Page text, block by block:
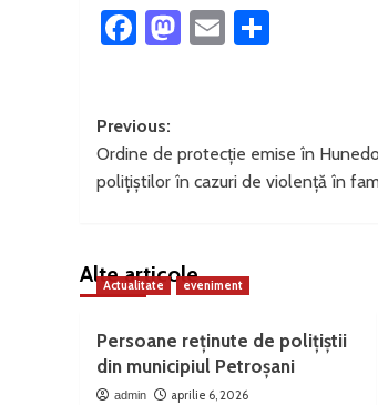
Facebook
Mastodon
Email
Post
navigation
Previous:
Ordine de protecție emise în
polițiștilor în cazuri de violență în
Alte articole
Actualitate eveniment
Persoane reținute de polițiștii
din municipiul Petroșani
admin aprilie 6, 2026